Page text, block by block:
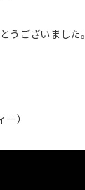
うございました。
）